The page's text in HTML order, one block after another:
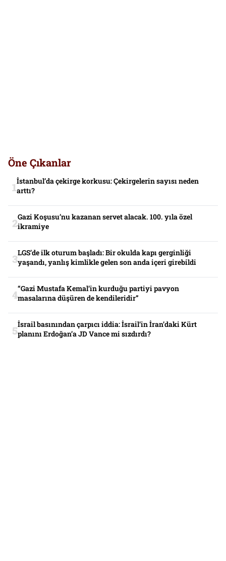
Öne Çıkanlar
İstanbul’da çekirge korkusu: Çekirgelerin sayısı neden
arttı?
Gazi Koşusu’nu kazanan servet alacak. 100. yıla özel
ikramiye
LGS’de ilk oturum başladı: Bir okulda kapı gerginliği
yaşandı, yanlış kimlikle gelen son anda içeri girebildi
“Gazi Mustafa Kemal’in kurduğu partiyi pavyon
masalarına düşüren de kendileridir”
İsrail basınından çarpıcı iddia: İsrail’in İran’daki Kürt
planını Erdoğan’a JD Vance mi sızdırdı?